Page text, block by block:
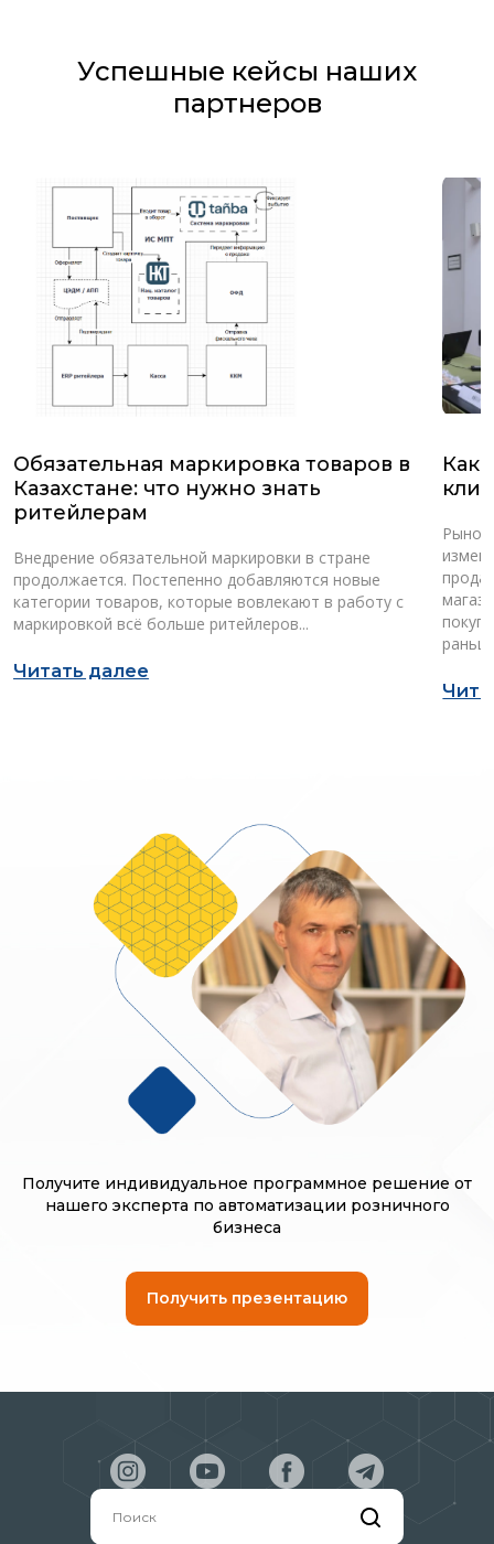
Успешные кейсы наших
партнеров
Обязательная маркировка товаров в
Казахстане: что нужно знать
ритейлерам
Внедрение обязательной маркировки в стране
продолжается. Постепенно добавляются новые
категории товаров, которые вовлекают в работу с
маркировкой всё больше ритейлеров...
Читать далее
Как
Получите индивидуальное программное решение от
нашего эксперта по автоматизации розничного
бизнеса
Получить презентацию